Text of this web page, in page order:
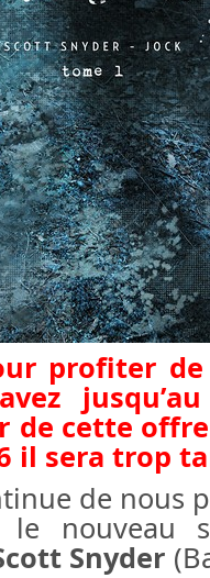
profiter de
de cette
il sera trop
de nous
le nouveau
Snyder